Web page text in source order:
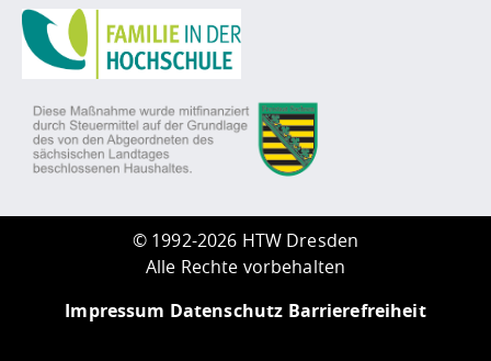
© 1992-2026 HTW Dresden
Alle Rechte vorbehalten
Impressum Datenschutz Barrierefreiheit